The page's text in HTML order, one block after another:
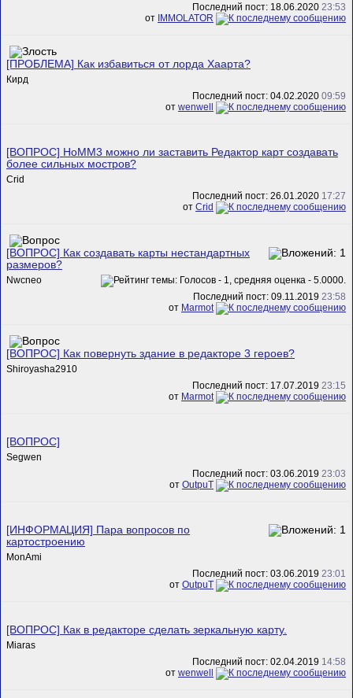
Последний пост: 18.06.2020 23:53
от IMMOLATOR
[ПРОБЛЕМА] Как избавиться от лорда Хаарта?
Кирд
Последний пост: 04.02.2020 09:59
от wenwell
[ВОПРОС] HoMM3 можно ли заставить Редактор карт создавать
более сильных мостров?
Crid
Последний пост: 26.01.2020 17:27
от Crid
[ВОПРОС] Как создавать карты нестандартных
размеров?
Nwcneo
Последний пост: 09.11.2019 23:58
от Marmot
[ВОПРОС] Как повернуть здание в редакторе 3 героев?
Shiroyasha2910
Последний пост: 17.07.2019 23:15
от Marmot
[ВОПРОС]
Segwen
Последний пост: 03.06.2019 23:03
от OutpuT
[ИНФОРМАЦИЯ] Пара вопросов по
картостроению
MonAmi
Последний пост: 03.06.2019 23:01
от OutpuT
[ВОПРОС] Как в редакторе сделать зеркальную карту.
Miaras
Последний пост: 02.04.2019 14:58
от wenwell